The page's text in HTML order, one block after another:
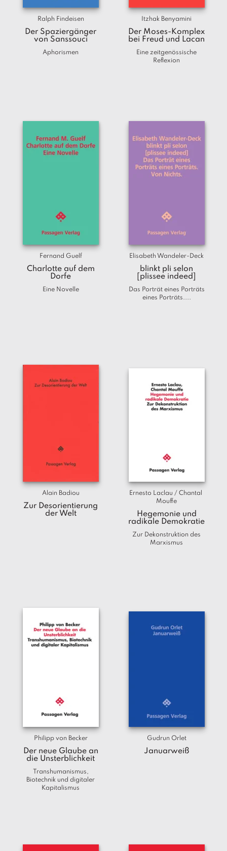
Ralph Findeisen
Der Spaziergänger
von Sanssouci
Aphorismen
Itzhak Benyamini
Der Moses-Komplex
bei Freud und Lacan
Eine zeitgenössische
Reflexion
Fernand Guelf
Charlotte auf dem
Dorfe
Eine Novelle
Elisabeth Wandeler-Deck
blinkt pli selon
[plissee indeed]
Das Porträt eines Porträts
eines Porträts....
Alain Badiou
Zur Desorientierung
der Welt
Ernesto Laclau / Chantal
Mouffe
Hegemonie und
radikale Demokratie
Zur Dekonstruktion des
Marxismus
Philipp von Becker
Der neue Glaube an
die Unsterblichkeit
Transhumanismus,
Biotechnik und digitaler
Kapitalismus
Gudrun Orlet
Januarweiß